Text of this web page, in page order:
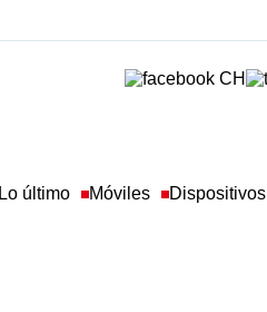
Lo último Móviles Dispositivos